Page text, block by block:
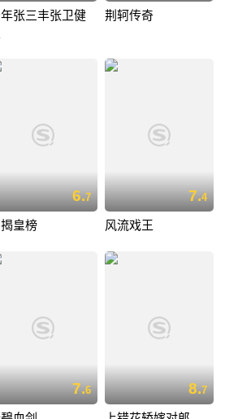
张三丰张卫健
荆轲传奇
6.7
皇榜
7.4
风流戏王
7.6 8.7